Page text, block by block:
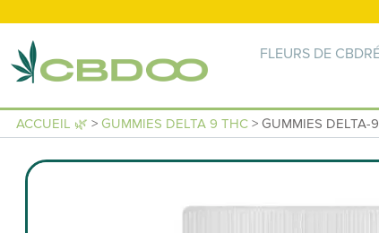
FLEURS DE CBD
ACCUEIL 🌿 > GUMMIES DELTA 9 THC > GUMMIES DELTA-